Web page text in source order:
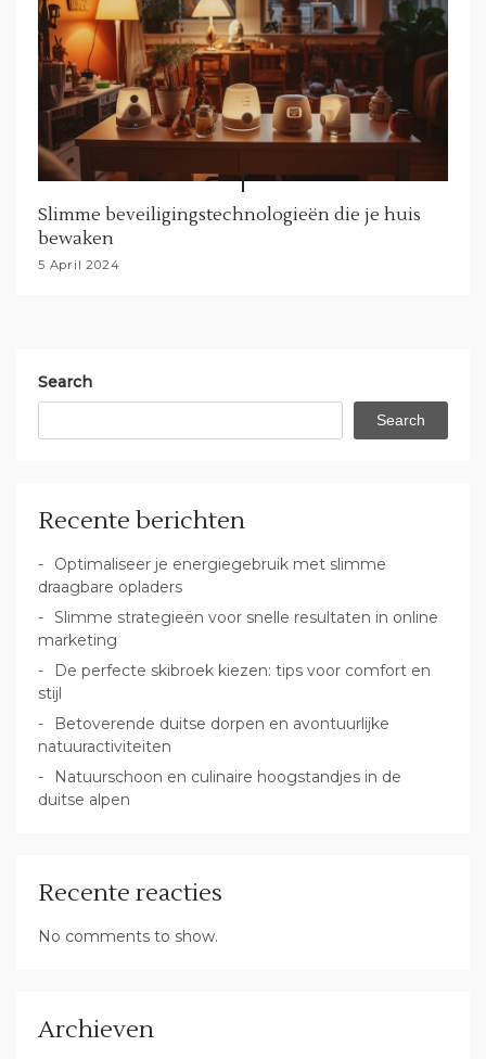
Slimme beveiligingstechnologieën die je huis
bewaken
5 April 2024
Search
Search
Recente berichten
Optimaliseer je energiegebruik met slimme
draagbare opladers
Slimme strategieën voor snelle resultaten in online
marketing
De perfecte skibroek kiezen: tips voor comfort en
stijl
Betoverende duitse dorpen en avontuurlijke
natuuractiviteiten
Natuurschoon en culinaire hoogstandjes in de
duitse alpen
Recente reacties
No comments to show.
Archieven